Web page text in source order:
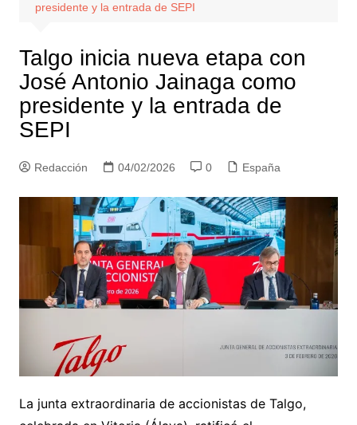
presidente y la entrada de SEPI
Talgo inicia nueva etapa con
José Antonio Jainaga como
presidente y la entrada de
SEPI
Redacción 04/02/2026 0 España
La junta extraordinaria de accionistas de Talgo,